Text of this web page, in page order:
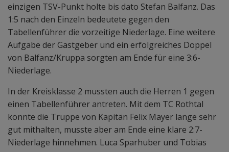
einzigen TSV-Punkt holte bis dato Stefan Balfanz. Das
1:5 nach den Einzeln bedeutete gegen den
Tabellenführer die vorzeitige Niederlage. Eine weitere
Aufgabe der Gastgeber und ein erfolgreiches Doppel
von Balfanz/Kruppa sorgten am Ende für eine 3:6-
Niederlage.
In der Kreisklasse 2 mussten auch die Herren 1 gegen
einen Tabellenführer antreten. Mit dem TC Rothtal
konnte die Truppe von Kapitän Felix Mayer lange sehr
gut mithalten, musste aber am Ende eine klare 2:7-
Niederlage hinnehmen. Luca Sparhuber und Tobias